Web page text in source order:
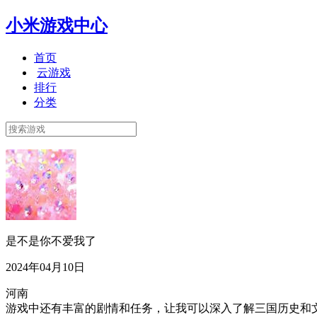
小米游戏中心
首页
云游戏
排行
分类
是不是你不爱我了
2024年04月10日
河南
游戏中还有丰富的剧情和任务，让我可以深入了解三国历史和